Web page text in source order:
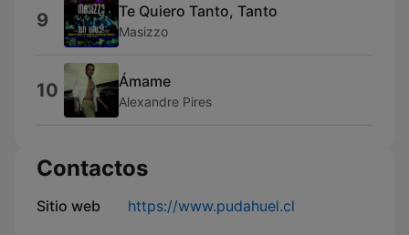
9 Te Quiero Tanto, Tanto
Masizzo
10 Ámame
Alexandre Pires
Contactos
Sitio web https://www.pudahuel.cl